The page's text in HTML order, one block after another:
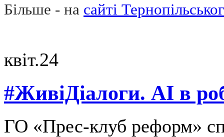
Більше - на сайті
квіт.24
#ЖивіДіалоги. AI в
ГО «Прес-клуб реформ»